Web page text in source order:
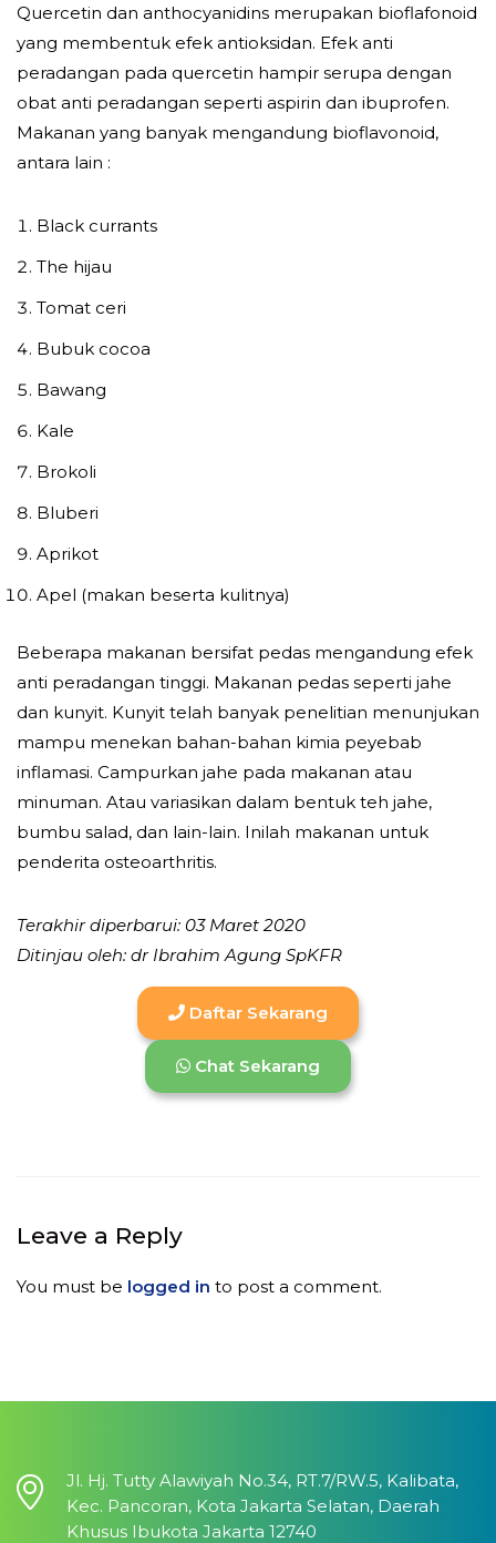
Quercetin dan anthocyanidins merupakan bioflafonoid
yang membentuk efek antioksidan. Efek anti
peradangan pada quercetin hampir serupa dengan
obat anti peradangan seperti aspirin dan ibuprofen.
Makanan yang banyak mengandung bioflavonoid,
antara lain :
Black currants
The hijau
Tomat ceri
Bubuk cocoa
Bawang
Kale
Brokoli
Bluberi
Aprikot
Apel (makan beserta kulitnya)
Beberapa makanan bersifat pedas mengandung efek
anti peradangan tinggi. Makanan pedas seperti jahe
dan kunyit. Kunyit telah banyak penelitian menunjukan
mampu menekan bahan-bahan kimia peyebab
inflamasi. Campurkan jahe pada makanan atau
minuman. Atau variasikan dalam bentuk teh jahe,
bumbu salad, dan lain-lain. Inilah makanan untuk
penderita osteoarthritis.
Terakhir diperbarui: 03 Maret 2020
Ditinjau oleh: dr Ibrahim Agung SpKFR
Daftar Sekarang
Chat Sekarang
Leave a Reply
You must be logged in to post a comment.
Jl. Hj. Tutty Alawiyah No.34, RT.7/RW.5, Kalibata,
Kec. Pancoran, Kota Jakarta Selatan, Daerah
Khusus Ibukota Jakarta 12740